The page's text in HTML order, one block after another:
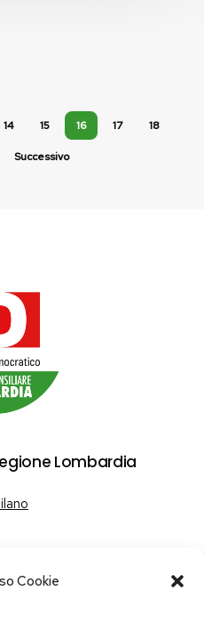
Cookie
14 15 16 17 18
Successivo
Lombardia
sui cookie